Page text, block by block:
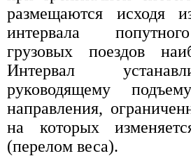
размещаются исходя
интервала
грузовых поездов
Интервал
руководящему
направления,
на которых
(перелом веса).